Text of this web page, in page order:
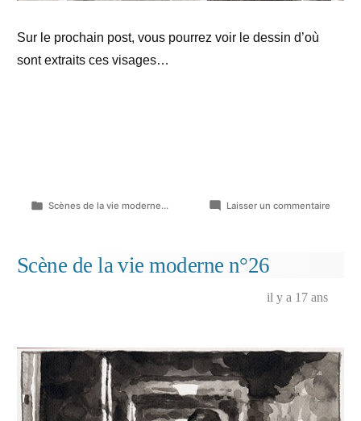
Sur le prochain post, vous pourrez voir le dessin d’où
sont extraits ces visages…
Publié
Scènes de la vie moderne... Laisser un commentairesur
vie
n°27
Scène de la vie moderne n°26
il y a 17 ans